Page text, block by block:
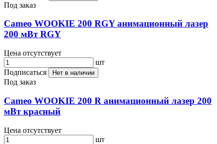
Под заказ
Cameo WOOKIE 200 RGY анимационный лазер
200 мВт RGY
Цена отсутствует
шт
Подписаться
Нет в наличии
Под заказ
Cameo WOOKIE 200 R анимационный лазер 200
мВт красный
Цена отсутствует
шт